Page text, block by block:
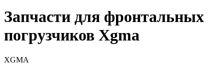
Запчасти для фронтальных
погрузчиков Xgma
XGMA